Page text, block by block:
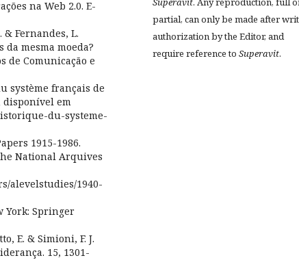
na Web 2.0. E-
& Fernandes, L.
da mesma moeda?
de Comunicação e
système français de
disponível em
du-systeme-
1915-1986.
National Arquives
alevelstudies/1940-
York: Springer
E. & Simioni, F. J.
15, 1301-
partial, can only be made after
authorization by the Editor, and
require reference to Superavit.